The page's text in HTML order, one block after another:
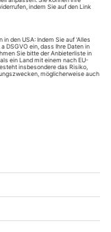
mysteriösen Gast
vierköpfige
ineinander
und
erschlagen die